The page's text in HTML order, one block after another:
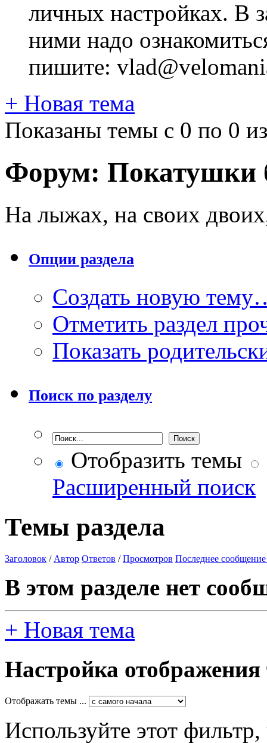
личных настройках. В
ними надо
пишите:
+ Новая тема
Показаны темы с 0 по 0
Форум: Покатушки
На лыжах, на своих
Опции раздела
Создать новую
Отметить раздел
Показать
Поиск по разделу
Отобразить темы
Расширенный поиск
Темы раздела
Заголовок / Автор Ответов /Просмотров Последнее сообщение
В этом разделе нет
+ Новая тема
Настройка отображения
Отображать темы ...
Используйте этот